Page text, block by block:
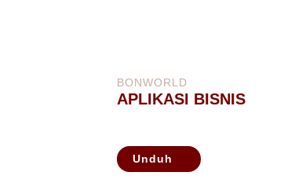
BONWORLD
APLIKASI BISNIS
Unduh